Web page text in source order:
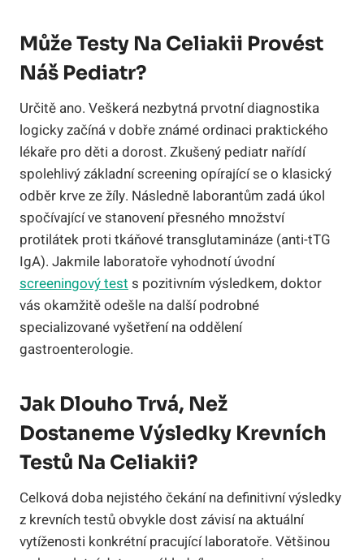
Může Testy Na Celiakii Provést
Náš Pediatr?
Určitě ano. Veškerá nezbytná prvotní diagnostika
logicky začíná v dobře známé ordinaci praktického
lékaře pro děti a dorost. Zkušený pediatr nařídí
spolehlivý základní screening opírající se o klasický
odběr krve ze žíly. Následně laborantům zadá úkol
spočívající ve stanovení přesného množství
protilátek proti tkáňové transglutamináze (anti-tTG
IgA). Jakmile laboratoře vyhodnotí úvodní
screeningový test s pozitivním výsledkem, doktor
vás okamžitě odešle na další podrobné
specializované vyšetření na oddělení
gastroenterologie.
Jak Dlouho Trvá, Než
Dostaneme Výsledky Krevních
Testů Na Celiakii?
Celková doba nejistého čekání na definitivní výsledky
z krevních testů obvykle dost závisí na aktuální
vytíženosti konkrétní pracující laboratoře. Většinou